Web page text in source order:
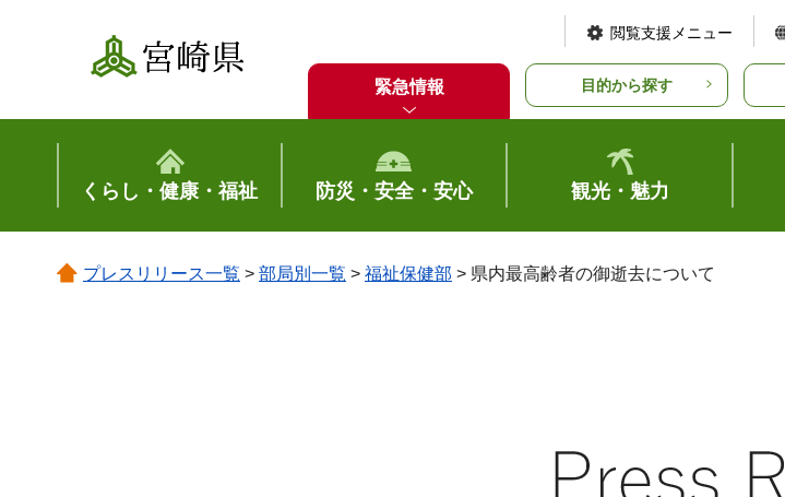
宮崎県
閲覧支援メニュー
緊急情報 目的から探す
くらし・健康・福祉 防災・安全・安心 観光・魅力
プレスリリース一覧 > 部局別一覧 > 福祉保健部 > 県内最高齢者の御逝去について